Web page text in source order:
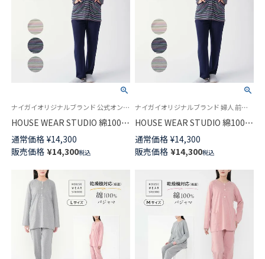
ナイガイオリジナルブランド 公式オンラインショップ 婦人 パジャマ
HOUSE WEAR STUDIO 綿100％
前ボタン 30スムース エスポワ
ールボーダー パジャマ 長袖 長
丈パンツ【Lサイズ】 レディース
女性 婦人 73378473
通常価格 ¥14,300
販売価格 ¥14,300税込
ナイガイオリジナルブランド 婦人 前ボタン
HOUSE WEAR STUDIO 綿100％
30スムース パジャマ エスポワ
ールボーダー 長袖 長丈パンツ
【Mサイズ】 レディース
通常価格 ¥14,300
販売価格 ¥14,300税込